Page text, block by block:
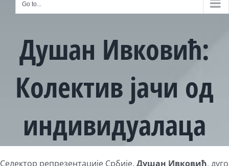
Go to...
Душан Ивковић:
Колектив јачи од
индивидуалаца
Селектор репрезентације Србије, Душан Ивковић, дуго